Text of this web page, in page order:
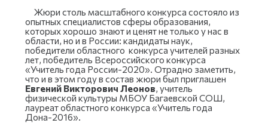
Жюри столь масштабного конкурса состояло из
опытных специалистов сферы образования,
которых хорошо знают и ценят не только у нас в
области, но и в России: кандидаты наук,
победители областного конкурса учителей разных
лет, победитель Всероссийского конкурса
«Учитель года России-2020». Отрадно заметить,
что и в этом году в состав жюри был приглашен
Евгений Викторович Леонов, учитель
физической культуры МБОУ Багаевской СОШ,
лауреат областного конкурса «Учитель года
Дона-2016».